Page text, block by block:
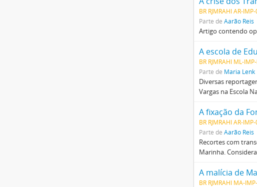
BR RJMRAHI AR-
Parte de Aarão Reis
Artigo contendo
A escola de
BR RJMRAHI ML-
Parte de Maria Lenk
Diversas
Vargas na Escola
A fixação da
BR RJMRAHI AR-
Parte de Aarão Reis
Recortes com
Marinha.
A malícia de
BR RJMRAHI MA-